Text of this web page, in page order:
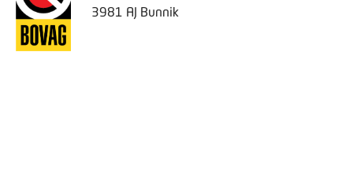
3981 AJ Bunnik